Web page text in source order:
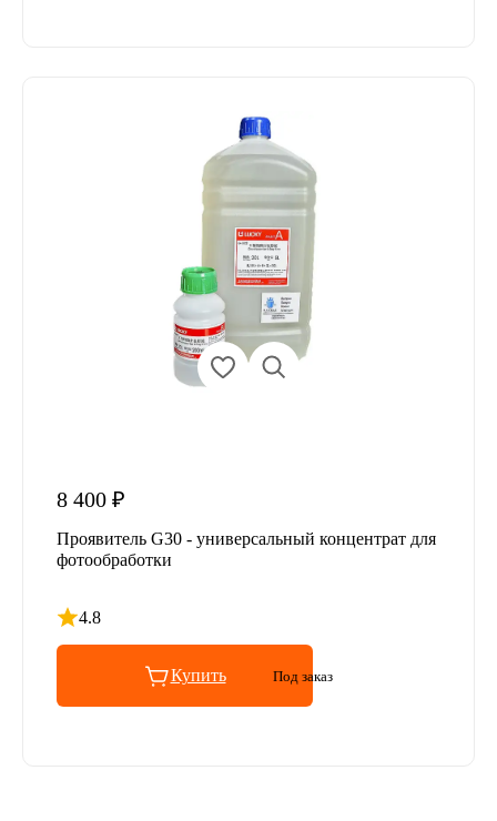
8 400 ₽
Проявитель G30 - универсальный концентрат для
фотообработки
4.8
Рейтинг 4.8 из 5
Купить Под заказ